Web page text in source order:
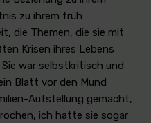
zu ihrem früh
die Themen, die sie mit
Krisen ihres Lebens
war selbstkritisch und
Blatt vor den Mund
Aufstellung gemacht,
ich hatte sie sogar